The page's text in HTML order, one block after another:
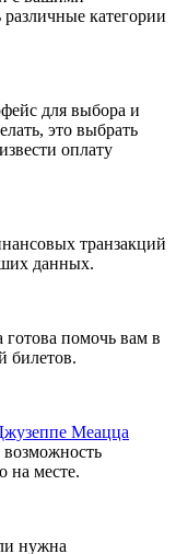
категории
для выбора и
это выбрать
оплату
транзакций
данных.
готова помочь вам в
билетов.
Меацца
на месте.
нужна